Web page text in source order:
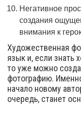
Негативное
создания
внимания к
Художественная
язык и, если знать
то уже можно
фотографию.
начало новому
очередь, станет